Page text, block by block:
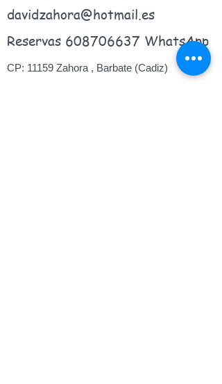
davidzahora@hotmail.es
Reservas 608706637 WhatsApp
CP: 11159 Zahora , Barbate (Cadiz)